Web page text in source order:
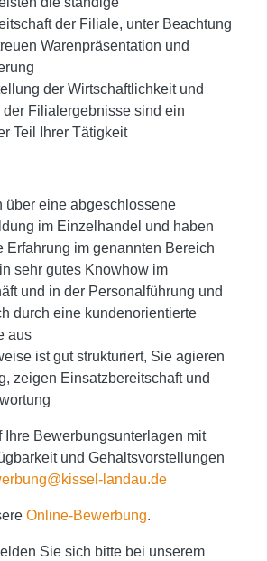
der Filiale, unter Beachtung
Warenpräsentation und
der Wirtschaftlichkeit und
der Filialergebnisse sind ein
Teil Ihrer Tätigkeit
über eine abgeschlossene
im Einzelhandel und haben
Erfahrung im genannten Bereich
sehr gutes Knowhow im
und in der Personalführung und
durch eine kundenorientierte
aus
ist gut strukturiert, Sie agieren
zeigen Einsatzbereitschaft und
Ihre Bewerbungsunterlagen mit
und Gehaltsvorstellungen
landau.de
Online-Bewerbung.
Sie sich bitte bei unserem